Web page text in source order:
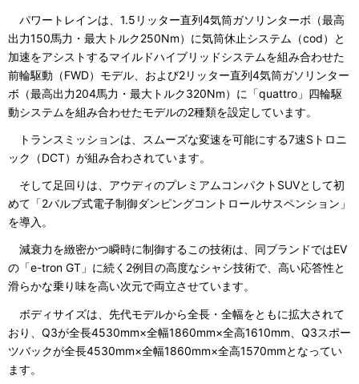
パワートレインは、1.5リッター直列4気筒ガソリンターボ（最高
出力150馬力・最大トルク250Nm）に気筒休止システム（cod）と
加速をアシストするマイルドハイブリッドシステムを組み合わせた
前輪駆動（FWD）モデル、および2リッター直列4気筒ガソリンター
ボ（最高出力204馬力・最大トルク320Nm）に「quattro」四輪駆
動システムを組み合わせたモデルの2種類を設定しています。
トランスミッションは、スムーズな変速を可能にする7速Sトロニ
ック（DCT）が組み合わされています。
そして足回りは、アウディのプレミアムコンパクトSUVとして初
めて「2バルブ式電子制御ダンピングコントロールサスペンション」
を導入。
減衰力を緻密かつ瞬時に制御するこの技術は、同ブランドではEV
の「e-tron GT」に続く2例目の高度なシャシ技術で、高い応答性と
滑らかな乗り味を高い次元で両立させています。
ボディサイズは、先代モデルから全長・全幅をともに拡大されて
おり、Q3が全長4530mm×全幅1860mm×全高1610mm、Q3スポー
ツバックが全長4530mm×全幅1860mm×全高1570mmとなってい
ます。